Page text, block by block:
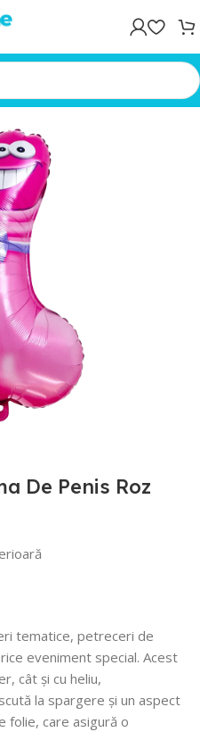
De Penis Roz
tematice, petreceri de
eveniment special. Acest
cât și cu heliu,
la spargere și un aspect
folie, care asigură o